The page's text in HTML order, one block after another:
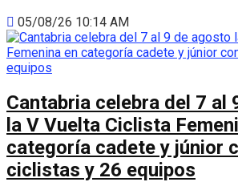
05/08/26 10:14 AM
Cantabria celebra del 7 al
la V Vuelta Ciclista
categoría cadete y júnior
ciclistas y 26 equipos